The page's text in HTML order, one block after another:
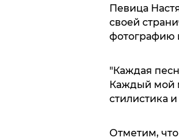
Певица
своей
фотографию
"Каждая
Каждый мой
стилистика
Отметим,